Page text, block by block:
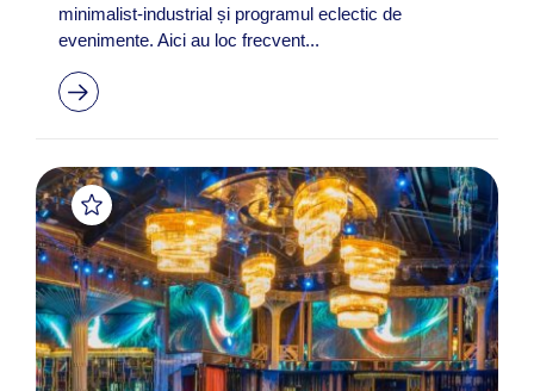
minimalist-industrial și programul eclectic de
evenimente. Aici au loc frecvent...